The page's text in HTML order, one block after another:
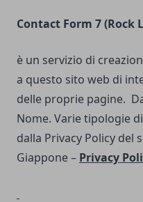
Contact Form 7 (Rock
è un servizio di
a questo sito web di
delle proprie pagine.
Nome. Varie tipologie
dalla Privacy Policy del
Giappone – Privacy